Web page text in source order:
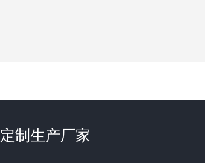
制生产厂家